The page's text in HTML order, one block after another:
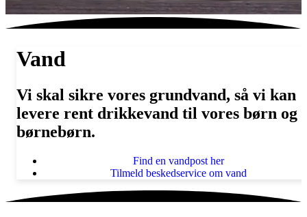
Vand
Vi skal sikre vores grundvand, så vi kan
levere rent drikkevand til vores børn og
børnebørn.
Find en vandpost her
Tilmeld beskedservice om vand